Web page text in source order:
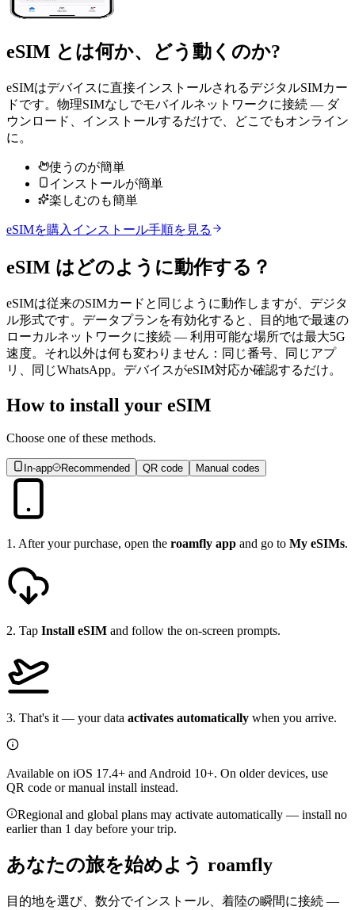
eSIM とは何か、どう動くのか?
eSIMはデバイスに直接インストールされるデジタルSIMカー
ドです。物理SIMなしでモバイルネットワークに接続 — ダ
ウンロード、インストールするだけで、どこでもオンライン
に。
使うのが簡単
インストールが簡単
楽しむのも簡単
eSIMを購入 インストール手順を見る
eSIM はどのように動作する？
eSIMは従来のSIMカードと同じように動作しますが、デジタ
ル形式です。データプランを有効化すると、目的地で最速の
ローカルネットワークに接続 — 利用可能な場所では最大5G
速度。それ以外は何も変わりません：同じ番号、同じアプ
リ、同じWhatsApp。デバイスがeSIM対応か確認するだけ。
How to install your eSIM
Choose one of these methods.
In-app Recommended QR code Manual codes
1. After your purchase, open the roamfly app and go to My eSIMs.
2. Tap Install eSIM and follow the on-screen prompts.
3. That's it — your data activates automatically when you arrive.
Available on iOS 17.4+ and Android 10+. On older devices, use
QR code or manual install instead.
Regional and global plans may activate automatically — install no
earlier than 1 day before your trip.
あなたの旅を始めよう roamfly
目的地を選び、数分でインストール、着陸の瞬間に接続 —